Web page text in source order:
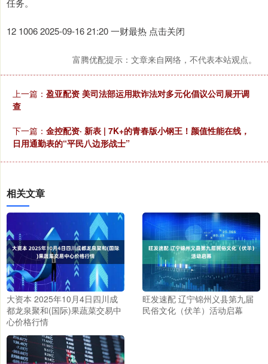
任务。
12 1006 2025-09-16 21:20 一财最热 点击关闭
富腾优配提示：文章来自网络，不代表本站观点。
上一篇： 盈亚配资 美司法部运用欺诈法对多元化倡议公司展开调
查
下一篇： 金控配资· 新表 | 7K+的青春版小钢王！颜值性能在线，
日用通勤表的“平民八边形战士”
相关文章
大资本 2025年10月4日四川成
都龙泉聚和(国际)果蔬菜交易中
心价格行情
旺发速配 辽宁锦州义县第九届
民俗文化（伏羊）活动启幕